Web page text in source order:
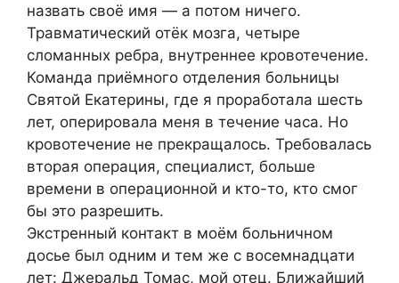
назвать своё имя — а потом ничего.
Травматический отёк мозга, четыре
сломанных ребра, внутреннее кровотечение.
Команда приёмного отделения больницы
Святой Екатерины, где я проработала шесть
лет, оперировала меня в течение часа. Но
кровотечение не прекращалось. Требовалась
вторая операция, специалист, больше
времени в операционной и кто-то, кто смог
бы это разрешить.
Экстренный контакт в моём больничном
досье был одним и тем же с восемнадцати
лет: Джеральд Томас, мой отец. Ближайший